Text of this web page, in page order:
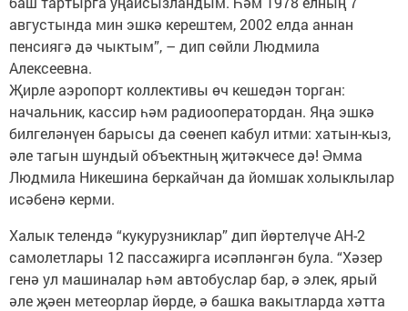
августында мин эшкә керештем, 2002 елда аннан
пенсия­гә дә чыктым”, – дип сөйли Людмила
Алексеевна.
Җирле аэропорт коллективы өч кешедән торган:
начальник, кас­сир һәм радио­опе­ратордан. Яңа эшкә
билгеләнүен барысы да сөенеп кабул итми: хатын-кыз,
әле тагын шундый объектның җитәкчесе дә! Әмма
Людмила Никешина беркайчан да йомшак холыклылар
исәбенә керми.
Халык телендә “кукурузниклар” дип йөртелүче АН-2
самолетлары 12 пассажирга исәпләнгән була. “Хәзер
генә ул машиналар һәм автобуслар бар, ә элек, ярый
әле җәен метеорлар йөрде, ә башка вакытларда хәтта